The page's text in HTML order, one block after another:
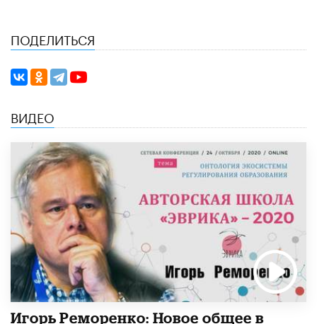
ПОДЕЛИТЬСЯ
ВИДЕО
Игорь Реморенко: Новое общее в